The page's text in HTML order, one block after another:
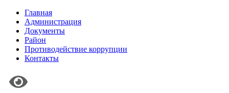
Главная
Администрация
Документы
Район
Противодействие коррупции
Контакты